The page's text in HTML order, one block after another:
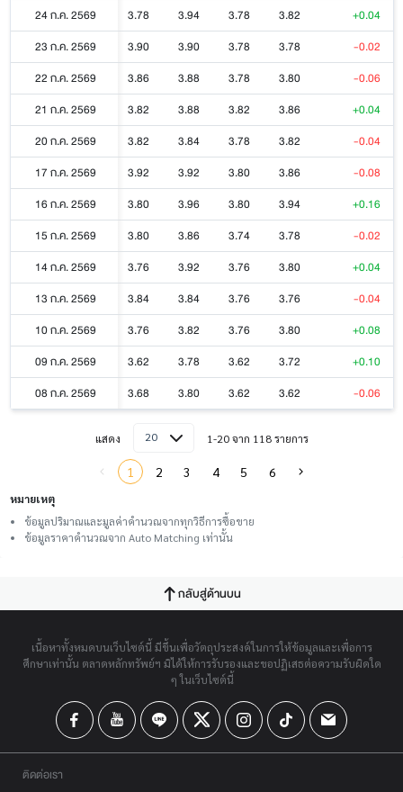
24 ก.ค. 2569
3.78 3.94 3.78 3.82
+0.04
23 ก.ค. 2569
3.90 3.90 3.78 3.78
-0.02
22 ก.ค. 2569
3.86 3.88 3.78 3.80
-0.06
21 ก.ค. 2569
3.82 3.88 3.82 3.86
+0.04
20 ก.ค. 2569
3.82 3.84 3.78 3.82
-0.04
17 ก.ค. 2569
3.92 3.92 3.80 3.86
-0.08
16 ก.ค. 2569
3.80 3.96 3.80 3.94
+0.16
15 ก.ค. 2569
3.80 3.86 3.74 3.78
-0.02
14 ก.ค. 2569
3.76 3.92 3.76 3.80
+0.04
13 ก.ค. 2569
3.84 3.84 3.76 3.76
-0.04
10 ก.ค. 2569
3.76 3.82 3.76 3.80
+0.08
09 ก.ค. 2569
3.62 3.78 3.62 3.72
+0.10
08 ก.ค. 2569
3.68 3.80 3.62 3.62 -0.06
แสดง 20 1-20 จาก 118 รายการ
1 2 3 4 5 6
หมายเหตุ
ข้อมูลปริมาณและมูลค่าคำนวณจากทุกวิธีการซื้อขาย
ข้อมูลราคาคำนวณจาก Auto Matching เท่านั้น
กลับสู่ด้านบน
เนื้อหาทั้งหมดบนเว็บไซต์นี้ มีขึ้นเพื่อวัตถุประสงค์ในการให้ข้อมูลและเพื่อการ
ศึกษาเท่านั้น ตลาดหลักทรัพย์ฯ มิได้ให้การรับรองและขอปฏิเสธต่อความรับผิดใด
ๆ ในเว็บไซต์นี้
ติดต่อเรา